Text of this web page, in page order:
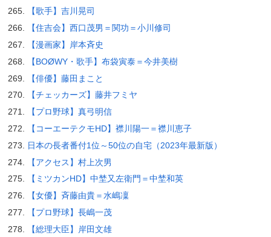
【歌手】吉川晃司
【住吉会】西口茂男＝関功＝小川修司
【漫画家】岸本斉史
【BOØWY・歌手】布袋寅泰＝今井美樹
【俳優】藤田まこと
【チェッカーズ】藤井フミヤ
【プロ野球】真弓明信
【コーエーテクモHD】襟川陽一＝襟川恵子
日本の長者番付1位～50位の自宅（2023年最新版）
【アクセス】村上次男
【ミツカンHD】中埜又左衛門＝中埜和英
【女優】斉藤由貴＝水嶋凜
【プロ野球】長嶋一茂
【総理大臣】岸田文雄